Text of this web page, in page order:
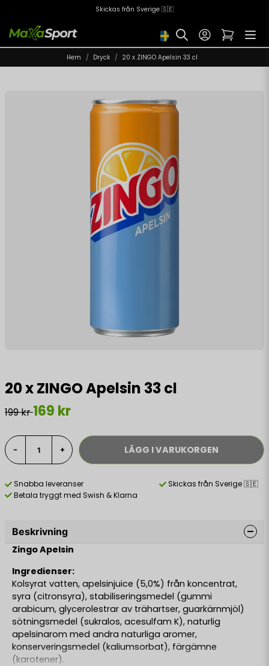
Skickas från Sverige 🇸🇪
Hem Dryck 20 x ZINGO Apelsin 33 cl
20 x ZINGO Apelsin 33 cl
199 kr169 kr
- + LÄGG I VARUKORGEN
Snabba leveranser
Skickas från Sverige 🇸🇪
Betala tryggt med Swish & Klarna
Beskrivning
Zingo Apelsin
Ingredienser:
Kolsyrat vatten, apelsinjuice (5,0%) från koncentrat,
syra (citronsyra), stabiliseringsmedel (gummi
arabicum, glycerolestrar av trähartser, guarkärnmjöl)
sötningsmedel (sukralos, acesulfam K), naturlig
apelsinarom med andra naturliga aromer,
konserveringsmedel (kaliumsorbat), färgämne
(karotener).